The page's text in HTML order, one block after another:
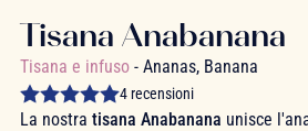
Tisana Anabanana
Tisana e infuso - Ananas, Banana
4 recensioni
La nostra tisana Anabanana unisce